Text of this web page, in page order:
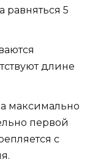
длине
максимально
первой
с